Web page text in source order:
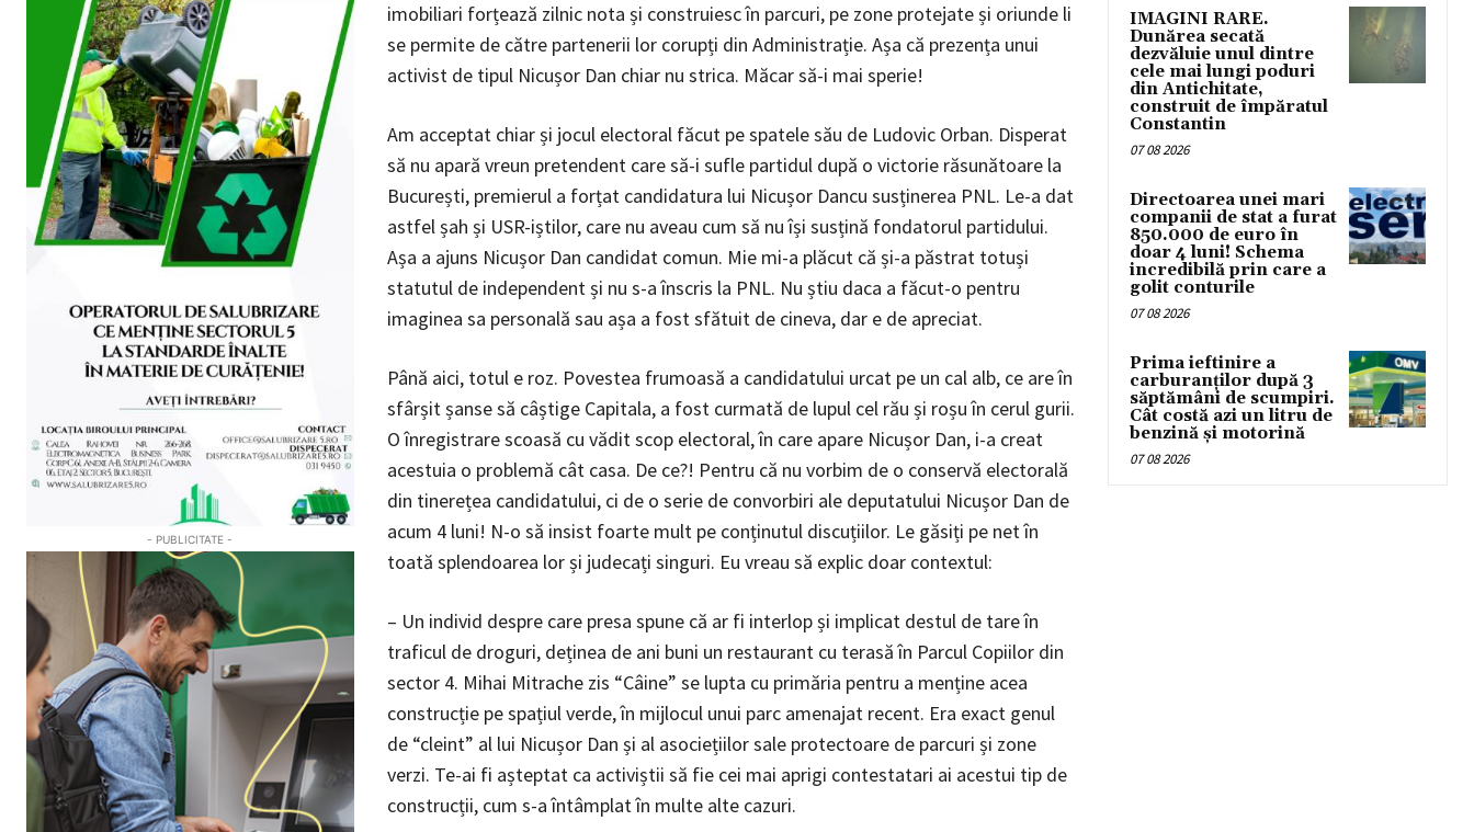
- PUBLICITATE -
imobiliari forțează zilnic nota și construiesc în parcuri, pe zone protejate și oriunde li
se permite de către partenerii lor corupți din Administrație. Așa că prezența unui
activist de tipul Nicușor Dan chiar nu strica. Măcar să-i mai sperie!
Am acceptat chiar și jocul electoral făcut pe spatele său de Ludovic Orban. Disperat
să nu apară vreun pretendent care să-i sufle partidul după o victorie răsunătoare la
București, premierul a forțat candidatura lui Nicușor Dancu susținerea PNL. Le-a dat
astfel șah și USR-iștilor, care nu aveau cum să nu își susțină fondatorul partidului.
Așa a ajuns Nicușor Dan candidat comun. Mie mi-a plăcut că și-a păstrat totuși
statutul de independent și nu s-a înscris la PNL. Nu știu daca a făcut-o pentru
imaginea sa personală sau așa a fost sfătuit de cineva, dar e de apreciat.
Până aici, totul e roz. Povestea frumoasă a candidatului urcat pe un cal alb, ce are în
sfârșit șanse să câștige Capitala, a fost curmată de lupul cel rău și roșu în cerul gurii.
O înregistrare scoasă cu vădit scop electoral, în care apare Nicușor Dan, i-a creat
acestuia o problemă cât casa. De ce?! Pentru că nu vorbim de o conservă electorală
din tinerețea candidatului, ci de o serie de convorbiri ale deputatului Nicușor Dan de
acum 4 luni! N-o să insist foarte mult pe conținutul discuțiilor. Le găsiți pe net în
toată splendoarea lor și judecați singuri. Eu vreau să explic doar contextul:
– Un individ despre care presa spune că ar fi interlop și implicat destul de tare în
traficul de droguri, deținea de ani buni un restaurant cu terasă în Parcul Copiilor din
sector 4. Mihai Mitrache zis “Câine” se lupta cu primăria pentru a menține acea
construcție pe spațiul verde, în mijlocul unui parc amenajat recent. Era exact genul
de “cleint” al lui Nicușor Dan și al asociețiilor sale protectoare de parcuri și zone
verzi. Te-ai fi așteptat ca activiștii să fie cei mai aprigi contestatari ai acestui tip de
construcții, cum s-a întâmplat în multe alte cazuri.
IMAGINI RARE.
Dunărea secată
dezvăluie unul dintre
cele mai lungi poduri
din Antichitate,
construit de împăratul
Constantin
07 08 2026
Directoarea unei mari
companii de stat a furat
850.000 de euro în
doar 4 luni! Schema
incredibilă prin care a
golit conturile
07 08 2026
Prima ieftinire a
carburanților după 3
săptămâni de scumpiri.
Cât costă azi un litru de
benzină și motorină
07 08 2026